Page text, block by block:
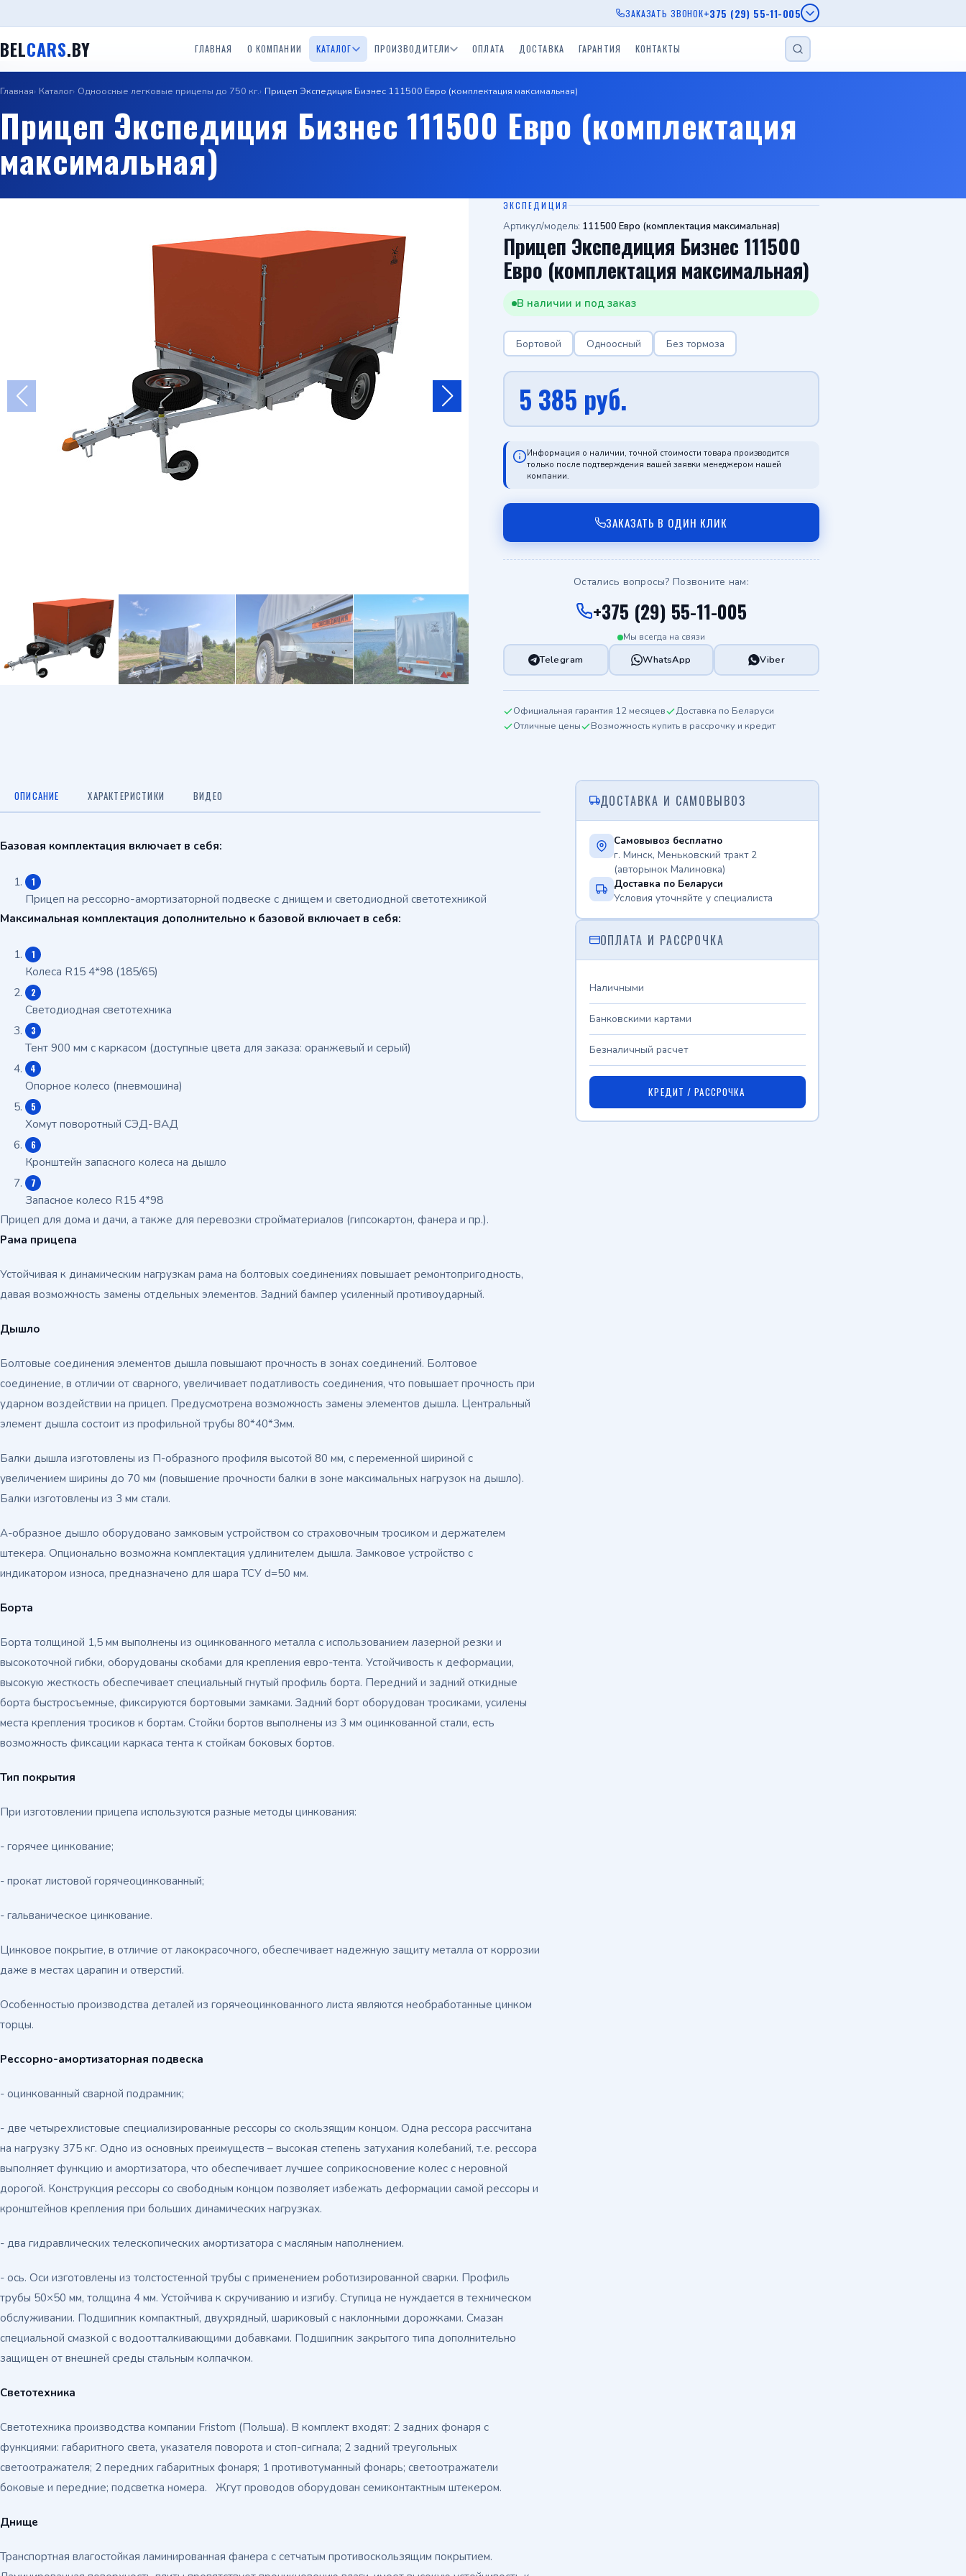
ЗАКАЗАТЬ ЗВОНОК+375 (29) 55-11-005
Telegram
WhatsApp
BELCARS.BY ГЛАВНАЯ О КОМПАНИИ КАТАЛОГ
Одноосные легковые
прицепы до 750 кг.
Двухосные легковые
Прицепы для водной
техники (лодочные)
Специальные прицепы
Двухосные прицепы с
Прицепы автовозы Прицеп для гидроциклов Лодки и катера
воде
ПРОИЗВОДИТЕЛИ
Прицепы Экспедиция
(Краснокамский РМЗ)
Прицепы Вектор (ЛАВ)
Прицепы Respo Прицепы Tiki
ОПЛАТА ДОСТАВКА ГАРАНТИЯ КОНТАКТЫ
Главная Каталог Одноосные легковые прицепы до 750 кг. Прицеп Экспедиция Бизнес 111500 Евро (комплектация максимальная)
Прицеп Экспедиция Бизнес 111500 Евро (комплектация
максимальная)
ЭКСПЕДИЦИЯ
Артикул/модель: 111500 Евро (комплектация максимальная)
Прицеп Экспедиция Бизнес 111500
Евро (комплектация максимальная)
В наличии и под заказ
Бортовой Одноосный Без тормоза
5 385 руб.
Информация о наличии, точной стоимости товара производится
только после подтверждения вашей заявки менеджером нашей
компании.
ЗАКАЗАТЬ В ОДИН КЛИК
Остались вопросы? Позвоните нам:
+375 (29) 55-11-005
Мы всегда на связи
Telegram WhatsApp Viber
Официальная гарантия 12 месяцев
Доставка по Беларуси
Отличные цены
Возможность купить в рассрочку и кредит
ОПИСАНИЕ ХАРАКТЕРИСТИКИ ВИДЕО
Базовая комплектация включает в себя:
Прицеп на рессорно-амортизаторной подвеске с днищем и светодиодной светотехникой
Максимальная комплектация дополнительно к базовой включает в себя:
Колеса R15 4*98 (185/65)
Светодиодная светотехника
Тент 900 мм с каркасом (доступные цвета для заказа: оранжевый и серый)
Опорное колесо (пневмошина)
Хомут поворотный СЭД-ВАД
Кронштейн запасного колеса на дышло
Запасное колесо R15 4*98
Прицеп для дома и дачи, а также для перевозки стройматериалов (гипсокартон, фанера и пр.).
Рама прицепа
Устойчивая к динамическим нагрузкам рама на болтовых соединениях повышает ремонтопригодность,
давая возможность замены отдельных элементов. Задний бампер усиленный противоударный.
Дышло
Болтовые соединения элементов дышла повышают прочность в зонах соединений. Болтовое
соединение, в отличии от сварного, увеличивает податливость соединения, что повышает прочность при
ударном воздействии на прицеп. Предусмотрена возможность замены элементов дышла. Центральный
элемент дышла состоит из профильной трубы 80*40*3мм.
Балки дышла изготовлены из П-образного профиля высотой 80 мм, с переменной шириной с
увеличением ширины до 70 мм (повышение прочности балки в зоне максимальных нагрузок на дышло).
Балки изготовлены из 3 мм стали.
А-образное дышло оборудовано замковым устройством со страховочным тросиком и держателем
штекера. Опционально возможна комплектация удлинителем дышла. Замковое устройство с
индикатором износа, предназначено для шара ТСУ d=50 мм.
Борта
Борта толщиной 1,5 мм выполнены из оцинкованного металла с использованием лазерной резки и
высокоточной гибки, оборудованы скобами для крепления евро-тента. Устойчивость к деформации,
высокую жесткость обеспечивает специальный гнутый профиль борта. Передний и задний откидные
борта быстросъемные, фиксируются бортовыми замками. Задний борт оборудован тросиками, усилены
места крепления тросиков к бортам. Стойки бортов выполнены из 3 мм оцинкованной стали, есть
возможность фиксации каркаса тента к стойкам боковых бортов.
Тип покрытия
При изготовлении прицепа используются разные методы цинкования:
- горячее цинкование;
- прокат листовой горячеоцинкованный;
- гальваническое цинкование.
Цинковое покрытие, в отличие от лакокрасочного, обеспечивает надежную защиту металла от коррозии
даже в местах царапин и отверстий.
Особенностью производства деталей из горячеоцинкованного листа являются необработанные цинком
торцы.
Рессорно-амортизаторная подвеска
- оцинкованный сварной подрамник;
- две четырехлистовые специализированные рессоры со скользящим концом. Одна рессора рассчитана
на нагрузку 375 кг. Одно из основных преимуществ – высокая степень затухания колебаний, т.е. рессора
выполняет функцию и амортизатора, что обеспечивает лучшее соприкосновение колес с неровной
дорогой. Конструкция рессоры со свободным концом позволяет избежать деформации самой рессоры и
кронштейнов крепления при больших динамических нагрузках.
- два гидравлических телескопических амортизатора с масляным наполнением.
- ось. Оси изготовлены из толстостенной трубы с применением роботизированной сварки. Профиль
трубы 50×50 мм, толщина 4 мм. Устойчива к скручиванию и изгибу. Ступица не нуждается в техническом
обслуживании. Подшипник компактный, двухрядный, шариковый с наклонными дорожками. Смазан
специальной смазкой с водоотталкивающими добавками. Подшипник закрытого типа дополнительно
защищен от внешней среды стальным колпачком.
Светотехника
Светотехника производства компании Fristom (Польша). В комплект входят: 2 задних фонаря с
функциями: габаритного света, указателя поворота и стоп-сигнала; 2 задний треугольных
светоотражателя; 2 передних габаритных фонаря; 1 противотуманный фонарь; светоотражатели
боковые и передние; подсветка номера. Жгут проводов оборудован семиконтактным штекером.
Днище
Транспортная влагостойкая ламинированная фанера с сетчатым противоскользящим покрытием.
ДОСТАВКА И САМОВЫВОЗ
Самовывоз бесплатно
г. Минск, Меньковский тракт 2
(авторынок Малиновка)
Доставка по Беларуси
Условия уточняйте у специалиста
ОПЛАТА И РАССРОЧКА
Наличными
Банковскими картами
Безналичный расчет
КРЕДИТ / РАССРОЧКА